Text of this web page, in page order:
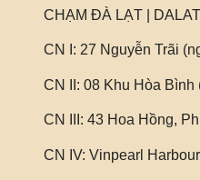
CHẠM ĐÀ LẠT |
CN I: 27 Nguyễn Trãi
CN II: 08 Khu Hòa
CN III: 43 Hoa Hồng,
CN IV: Vinpearl